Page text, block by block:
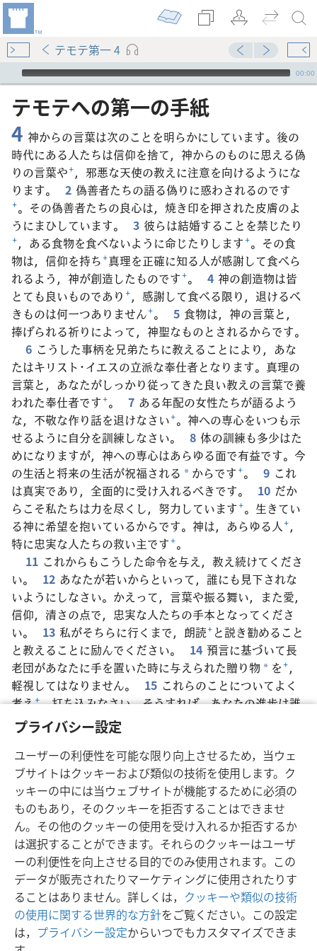
プライバシー設定
ユーザーの利便性を可能な限り向上させるため，当ウェ
ブサイトはクッキーおよび類似の技術を使用します。ク
ッキーの中には当ウェブサイトが機能するために必須の
ものもあり，そのクッキーを拒否することはできませ
ん。その他のクッキーの使用を受け入れるか拒否するか
は選択することができます。それらのクッキーはユーザ
ーの利便性を向上させる目的でのみ使用されます。この
データが販売されたりマーケティングに使用されたりす
ることはありません。詳しくは， クッキーや類似の技術
の使用に関する世界的な方針をご覧ください。この設定
は， プライバシー設定からいつでもカスタマイズできま
テモテ第一 4
Audio Player
00:00
テモテ​へ​の​第​一​の​手紙
4 神からの言葉は次のことを明らかにしています。後の
時代にある人たちは信仰を捨て，神からのものに思える偽
りの言葉や+，邪悪な天使の教えに注意を向けるようにな
ります。
2 偽善者たちの語る偽りに惑わされるのです
+。その偽善者たちの良心は，焼き印を押された皮膚のよ
うにまひしています。
3 彼らは結婚することを禁じたり
+，ある食物を食べないように命じたりします+。その食
物は，信仰を持ち+真理を正確に知る人が感謝して食べら
れるよう，神が創造したものです+。 4 神の創造物は皆
とても良いものであり +，感謝して食べる限り，退けるべ
きものは何一つありません+。 5 食物は，神の言葉と，
捧げられる祈りによって，神聖なものとされるからです。
6 こうした事柄を兄弟たちに教えることにより，あな
たはキリスト･イエスの立派な奉仕者となります。真理の
言葉と，あなたがしっかり従ってきた良い教えの言葉で養
われた奉仕者です+。 7 ある年配の女性たちが語るよう
な，不敬な作り話を退けなさい+。神への専心をいつも示
せるように自分を訓練しなさい。
8 体の訓練も多少はた
めになりますが，神への専心はあらゆる面で有益です。今
の生活と将来の生活が祝福される * からです+。 9 これ
は真実であり，全面的に受け入れるべきです。
10 だか
らこそ私たちは力を尽くし，努力しています+。生きてい
る神に希望を抱いているからです。神は，あらゆる人+，
特に忠実な人たちの救い主です+。
11 これからもこうした命令を与え，教え続けてくださ
い。
12 あなたが若いからといって，誰にも見下されな
いようにしなさい。かえって，言葉や振る舞い，また愛，
信仰，清さの点で，忠実な人たちの手本となってくださ
い。
13 私がそちらに行くまで，朗読+と説き勧めること
と教えることに励んでください。
14 預言に基づいて長
老団があなたに手を置いた時に与えられた贈り物 * を+，
軽視してはなりません。
15 これらのことについてよく
考え+，打ち込みなさい。そうすれば，あなたの進歩は誰
の目にも明らかになるでしょう。
教えに絶えず注意を払いなさい
く行いなさい。そうするなら，あなたは自分自身と，あな
たの言葉に耳を傾ける人たちを救うことになります+ 。
日本語 シェアする 設定
Copyright © 2026 Watch Tower Bible and Tract Society of Pennsylvania
利用規約
プライバシーに関する方針 プライバシー設定
JW.ORG
ログイン